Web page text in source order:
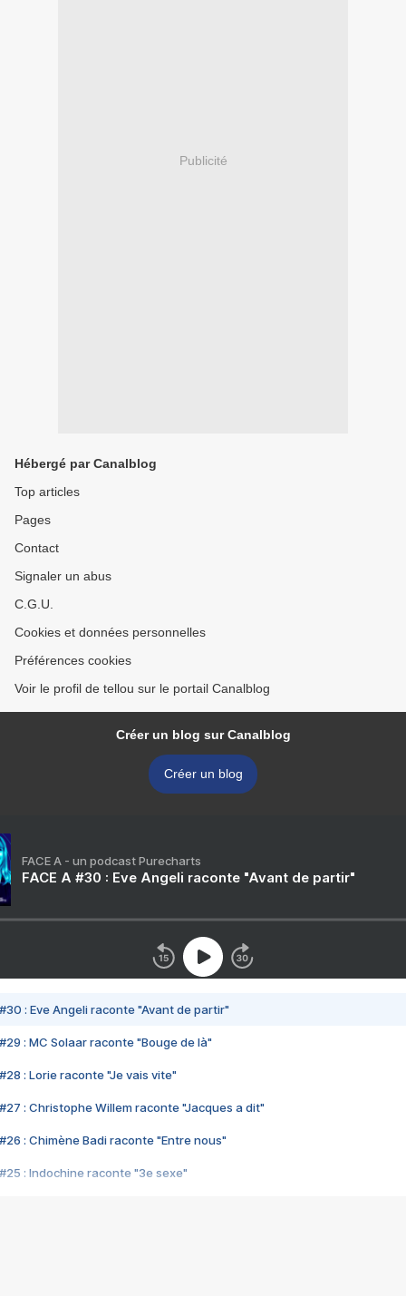
Publicité
Hébergé par Canalblog
Top articles
Pages
Contact
Signaler un abus
C.G.U.
Cookies et données personnelles
Préférences cookies
Voir le profil de tellou sur le portail Canalblog
Créer un blog sur Canalblog
Créer un blog
FACE A - un podcast Purecharts
FACE A #30 : Eve Angeli raconte "Avant de partir"
#30 : Eve Angeli raconte "Avant de partir"
#29 : MC Solaar raconte "Bouge de là"
#28 : Lorie raconte "Je vais vite"
#27 : Christophe Willem raconte "Jacques a dit"
#26 : Chimène Badi raconte "Entre nous"
#25 : Indochine raconte "3e sexe"